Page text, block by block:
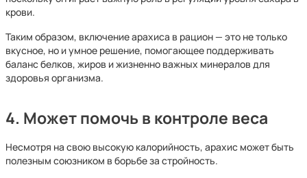
крови.
Таким образом, включение арахиса в рацион — это не только
вкусное, но и умное решение, помогающее поддерживать
баланс белков, жиров и жизненно важных минералов для
здоровья организма.
4. Может помочь в контроле веса
Несмотря на свою высокую калорийность, арахис может быть
полезным союзником в борьбе за стройность.